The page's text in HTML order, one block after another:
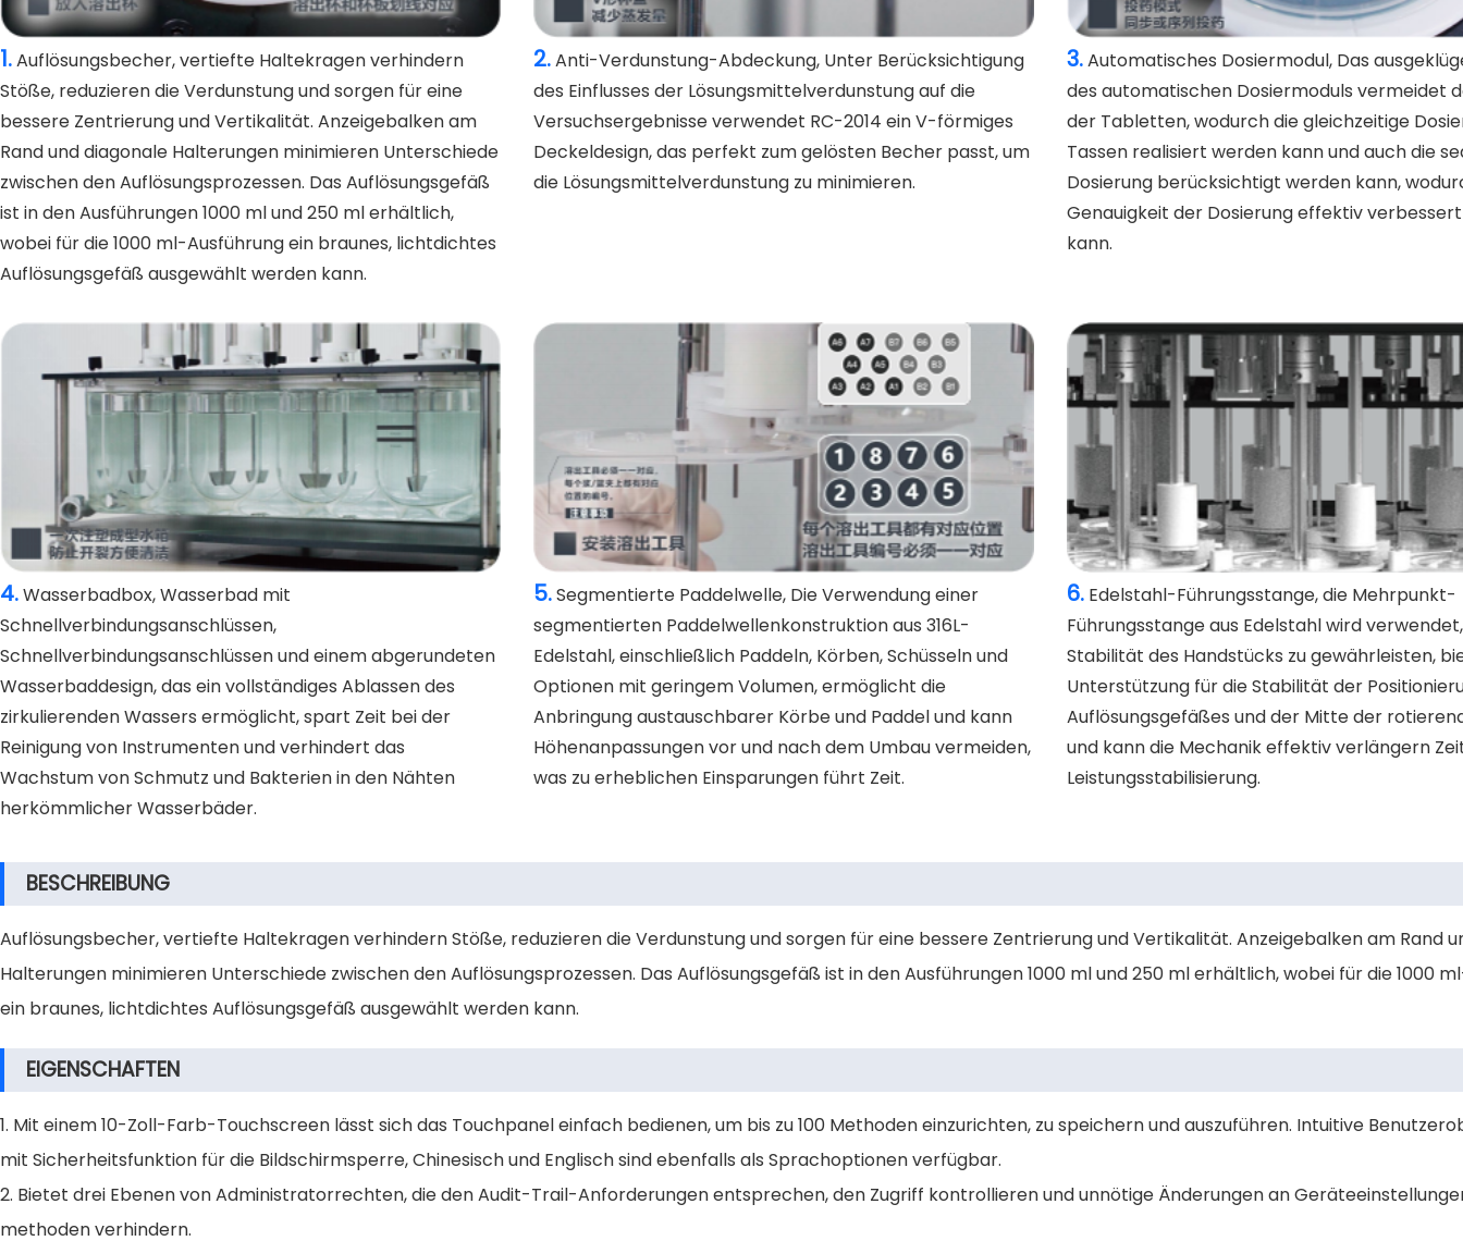
1.Auflösungsbecher, vertiefte Haltekragen verhindern
Stöße, reduzieren die Verdunstung und sorgen für eine
bessere Zentrierung und Vertikalität. Anzeigebalken am
Rand und diagonale Halterungen minimieren Unterschiede
zwischen den Auflösungsprozessen. Das Auflösungsgefäß
ist in den Ausführungen 1000 ml und 250 ml erhältlich,
wobei für die 1000 ml-Ausführung ein braunes, lichtdichtes
Auflösungsgefäß ausgewählt werden kann.
2.Anti-Verdunstung-Abdeckung, Unter Berücksichtigung
des Einflusses der Lösungsmittelverdunstung auf die
Versuchsergebnisse verwendet RC-2014 ein V-förmiges
Deckeldesign, das perfekt zum gelösten Becher passt, um
die Lösungsmittelverdunstung zu minimieren.
3.Automatisches Dosiermodul, Das
des automatischen Dosiermoduls vermeidet
der Tabletten, wodurch die gleichzeitige
Tassen realisiert werden kann und auch die
Dosierung berücksichtigt werden kann,
Genauigkeit der Dosierung effektiv
kann.
4.Wasserbadbox, Wasserbad mit
Schnellverbindungsanschlüssen,
Schnellverbindungsanschlüssen und einem abgerundeten
Wasserbaddesign, das ein vollständiges Ablassen des
zirkulierenden Wassers ermöglicht, spart Zeit bei der
Reinigung von Instrumenten und verhindert das
Wachstum von Schmutz und Bakterien in den Nähten
herkömmlicher Wasserbäder.
5.Segmentierte Paddelwelle, Die Verwendung einer
segmentierten Paddelwellenkonstruktion aus 316L-
Edelstahl, einschließlich Paddeln, Körben, Schüsseln und
Optionen mit geringem Volumen, ermöglicht die
Anbringung austauschbarer Körbe und Paddel und kann
Höhenanpassungen vor und nach dem Umbau vermeiden,
was zu erheblichen Einsparungen führt Zeit.
6. Edelstahl-Führungsstange, die Mehrpunkt-
Führungsstange aus Edelstahl wird
Stabilität des Handstücks zu gewährleisten,
Unterstützung für die Stabilität der
Auflösungsgefäßes und der Mitte der
und kann die Mechanik effektiv verlängern
Leistungsstabilisierung.
BESCHREIBUNG
Auflösungsbecher, vertiefte Haltekragen verhindern Stöße, reduzieren die Verdunstung und sorgen für eine bessere Zentrierung und Vertikalität. Anzeigebalken am Rand
Halterungen minimieren Unterschiede zwischen den Auflösungsprozessen. Das Auflösungsgefäß ist in den Ausführungen 1000 ml und 250 ml erhältlich, wobei für die 1000
ein braunes, lichtdichtes Auflösungsgefäß ausgewählt werden kann.
EIGENSCHAFTEN
1. Mit einem 10-Zoll-Farb-Touchscreen lässt sich das Touchpanel einfach bedienen, um bis zu 100 Methoden einzurichten, zu speichern und auszuführen. Intuitive
mit Sicherheitsfunktion für die Bildschirmsperre, Chinesisch und Englisch sind ebenfalls als Sprachoptionen verfügbar.
2. Bietet drei Ebenen von Administratorrechten, die den Audit-Trail-Anforderungen entsprechen, den Zugriff kontrollieren und unnötige Änderungen an
methoden verhindern.